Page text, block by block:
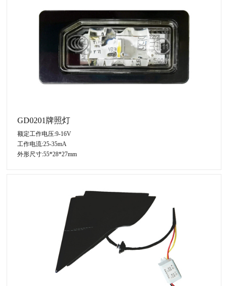
GD0201牌照灯
额定工作电压:9-16V
工作电流:25-35mA
外形尺寸:55*28*27mm